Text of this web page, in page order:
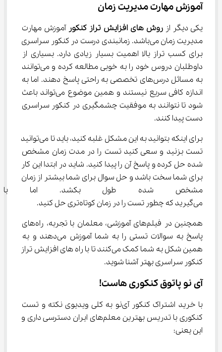
آموزش مهارت مدیریت زمان
یکی دیگر از روش های افزایش تراز کنکور آموزش مهارت
مدیریت زمان می‌باشد. زمانبندی درست در کنکور سراسری
برای کسب تراز بالا اهمیت بسیار زیادی دارد. بسیاری از
داوطلبان دروس خود را به خوبی مطالعه کرده و می‌توانند
به مسائل درس‌های تخصصی به راحتی پاسخ دهند. اما به
اندازه کافی سریع نیستند و همین موضوع می‌تواند باعث
شود تا نتوانند به موفقیت چشمگیری در کنکور سراسری
دست پیدا کنند.
برای اینکه بتوانید به این مشکل غلبه کنید، باید تا می‌توانید
تست بزنید و سعی کنید تست را در مدت زمان مشخص
شده حل کرده و پاسخ آن را پیدا کنید. شاید در ابتدا این کار
برای شما سخت باشد و حل سوال برای شما بیشتر از زمان
مشخص شده طول بکشد. اما با
می‌گیرید که چطور تست را در زمان کوتاه‌تری حل کنید.
همچنین در فیلم‌های آموزشی، معلمان با تجربه، راه‌های
پاسخ به سوالات تستی را به شما آموزش می‌دهند و به
همین شکل به شما کمک می‌کنند تا با راه ‌های افزایش تراز
کنکور سراسری بهتر آشنا شوید.
آی نو پاتوق کنکوری هاست!
با خرید اشتراک کنکور آی‌نو به کلی ویدیوی نکته و تست
کنکوری با تدریس بهترین معلم‌های ایران دسترسی داری و
این یعنی: